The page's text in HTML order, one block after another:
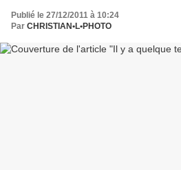
Publié le 27/12/2011 à 10:24
Par CHRISTIAN•L•PHOTO